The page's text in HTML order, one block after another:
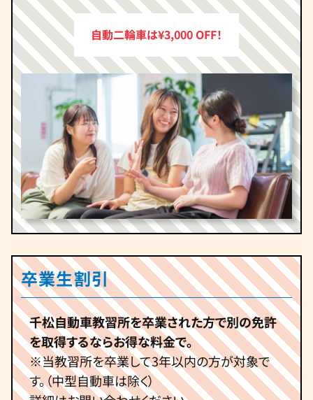
自動二輪車は¥3,000 OFF！
卒業生割引
千松自動車教習所を卒業された方で別の免許
を取得するならお得な料金で。
※当教習所を卒業して3年以内の方が対象で
す。（中型自動車は除く）